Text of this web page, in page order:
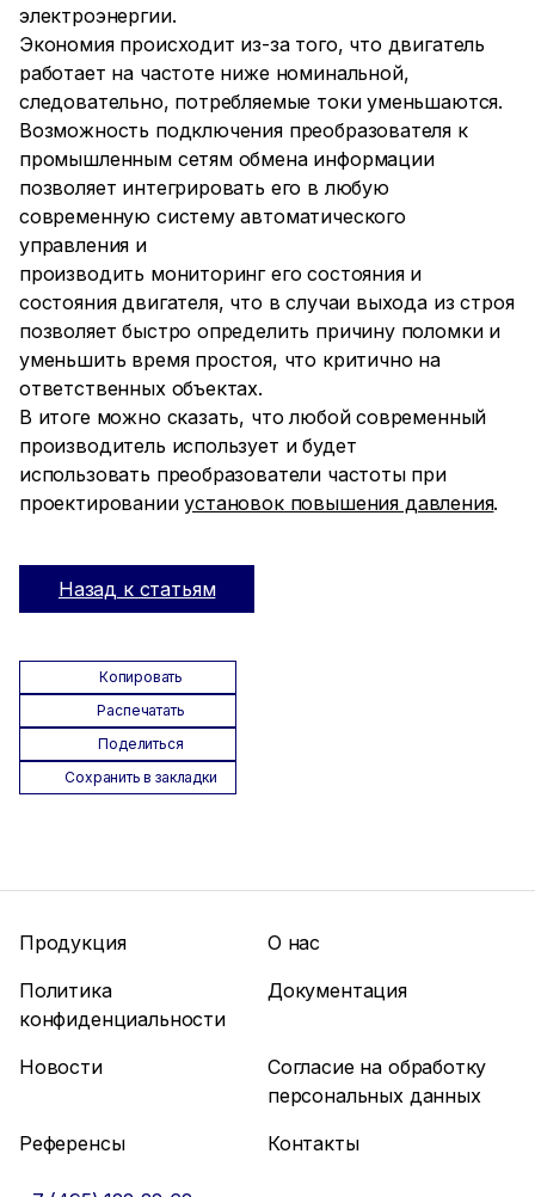
электроэнергии.
Экономия происходит из-за того, что двигатель
работает на частоте ниже номинальной,
следовательно, потребляемые токи уменьшаются.
Возможность подключения преобразователя к
промышленным сетям обмена информации
позволяет интегрировать его в любую
современную систему автоматического
управления и
производить мониторинг его состояния и
состояния двигателя, что в случаи выхода из строя
позволяет быстро определить причину поломки и
уменьшить время простоя, что критично на
ответственных объектах.
В итоге можно сказать, что любой современный
производитель использует и будет
использовать преобразователи частоты при
проектированииустановок повышения давления.
Назад к статьям
Копировать
Распечатать
Поделиться
Сохранить в закладки
Продукция
О нас
Политика
конфиденциальности
Документация
Новости
Согласие на обработку
персональных данных
Референсы
Контакты